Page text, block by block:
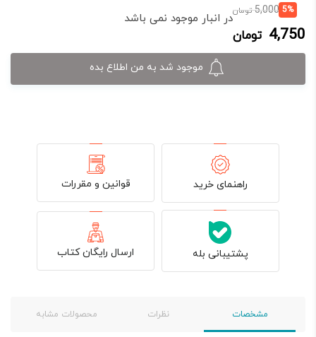
5%
5,000 تومانقیمت
اصلی:
4,750 تومان
قیمت
فعلی:
4,750 تومان.
در انبار موجود نمی باشد
موجود شد به من اطلاع بده
راهنمای خرید قوانین و مقررات
پشتیبانی بله ارسال رایگان کتاب
مشخصات نظرات محصولات مشابه